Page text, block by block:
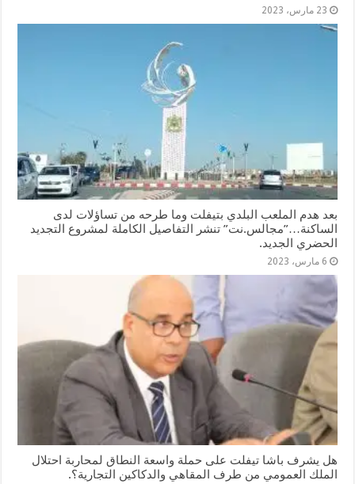
23 مارس، 2023
بعد هدم الملعب البلدي بتيفلت وما طرحه من تساؤلات لدى
الساكنة…”مجالس.نت” تنشر التفاصيل الكاملة لمشروع التجديد
الحضري الجديد.
6 مارس، 2023
هل يشرف باشا تيفلت على حملة واسعة النطاق لمحاربة احتلال
الملك العمومي من طرف المقاهي والدكاكين التجارية؟.